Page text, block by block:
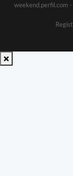
weekend.perfil.com -